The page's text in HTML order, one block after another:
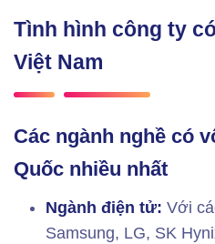
Tình hình công ty
Việt Nam
Các ngành nghề có
Quốc nhiều nhất
Ngành điện tử: Với
Samsung, LG, SK